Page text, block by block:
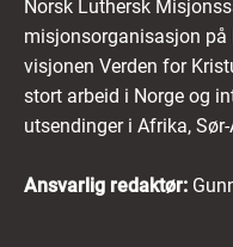
Norsk Luthersk
misjonsorganisasjon på
visjonen Verden for
stort arbeid i Norge og
utsendinger i Afrika,
Ansvarlig redaktør: